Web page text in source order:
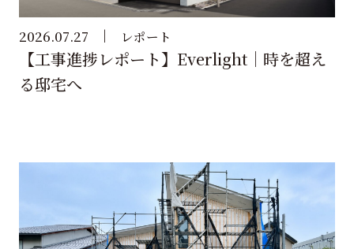
2026.07.27 レポート
【工事進捗レポート】Everlight｜時を超え
る邸宅へ